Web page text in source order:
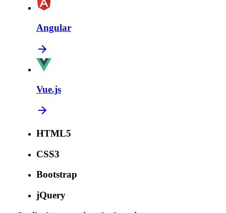
Angular
Vue.js
HTML5
CSS3
Bootstrap
jQuery